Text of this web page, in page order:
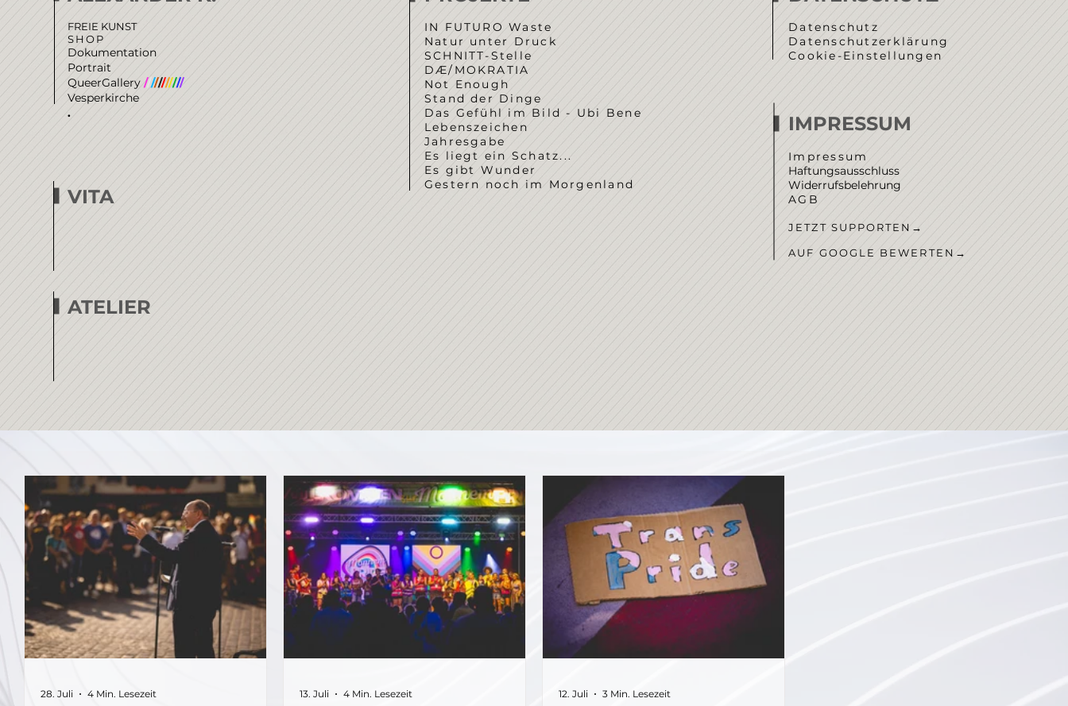
FREIE KUNST
SHOP
Dokumentation
Portrait
QueerGallery ///////////
Vesperkirche
.
VITA
ATELIER
IN FUTURO Waste
Natur unter Druck
SCHNITT-Stelle
DÆ/MOKRATIA
Not Enough
Stand der Dinge
Das Gefühl im Bild - Ubi Bene
Lebenszeichen
Jahresgabe
Es liegt ein Schatz...
Es gibt Wunder
Gestern noch im Morgenland
Datenschutz
Datenschutzerklärung
Cookie-Einstellungen
IMPRESSUM
Impressum
Haftungsausschluss
Widerrufsbelehrung
AGB
JETZT SUPPORTEN →
AUF GOOGLE BEWERTEN →
28. Juli 4 Min. Lesezeit 13. Juli 4 Min. Lesezeit 12. Juli 3 Min. Lesezeit